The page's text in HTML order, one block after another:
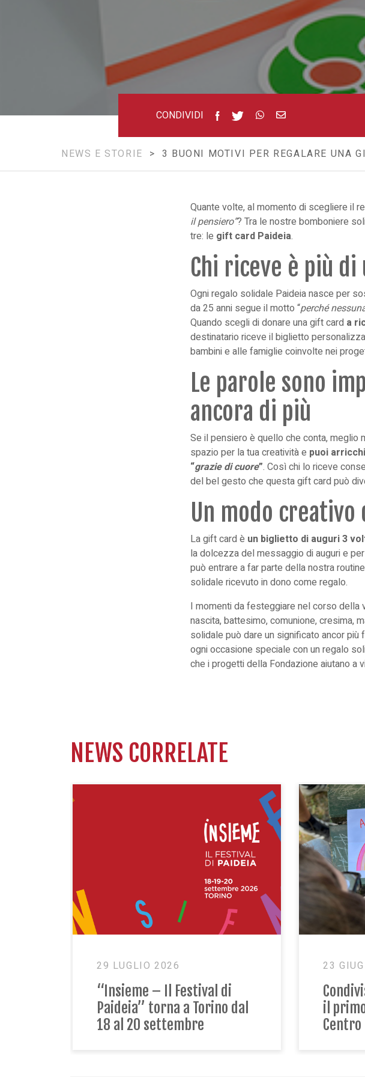
CONDIVIDI
NEWS E STORIE > 3 BUONI MOTIVI PER REGALARE UNA
Quante volte, al momento di scegliere il
il pensiero”? Tra le nostre bomboniere
tre: le gift card Paideia.
Chi riceve è più di
Ogni regalo solidale Paideia nasce per
da 25 anni segue il motto “perché
Quando scegli di donare una gift card a
destinatario riceve il biglietto
bambini e alle famiglie coinvolte nei
Le parole sono
ancora di più
Se il pensiero è quello che conta,
spazio per la tua creatività e puoi
“grazie di cuore”. Così chi lo riceve
del bel gesto che questa gift card può
Un modo
La gift card è un biglietto di auguri 3
la dolcezza del messaggio di auguri e
può entrare a far parte della nostra
solidale ricevuto in dono come regalo.
I momenti da festeggiare nel corso della
nascita, battesimo, comunione, cresima,
solidale può dare un significato ancor
ogni occasione speciale con un regalo
che i progetti della Fondazione aiutano a
NEWS CORRELATE
– Il Festival di
torna a Torino dal
al 20 settembre
Condivisione, gioco e
il primo Siblings Day al